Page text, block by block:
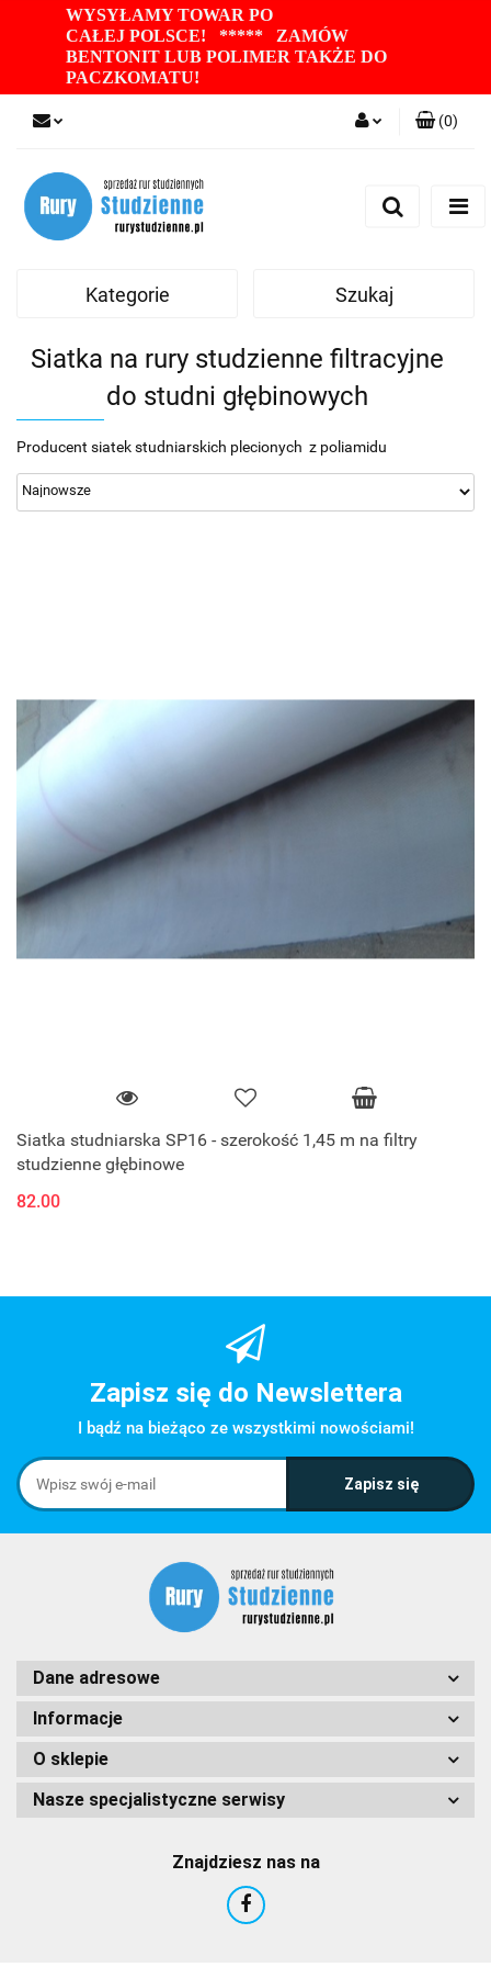
WYSYŁAMY TOWAR PO
CAŁEJ POLSCE! ***** ZAMÓW
BENTONIT LUB POLIMER TAKŻE DO
PACZKOMATU!
(0)
Kategorie Szukaj
Siatka na rury studzienne filtracyjne
do studni głębinowych
Producent siatek studniarskich plecionych z poliamidu
Siatka studniarska SP16 - szerokość 1,45 m na filtry
studzienne głębinowe
82.00
Zapisz się do Newslettera
I bądź na bieżąco ze wszystkimi nowościami!
Dane adresowe
Informacje
O sklepie
Nasze specjalistyczne serwisy
Znajdziesz nas na